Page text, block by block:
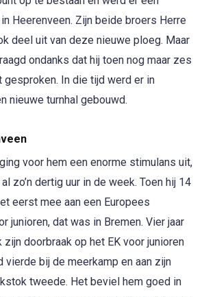
Heerenveen. Zijn beide broers Herre
deel uit van deze nieuwe ploeg. Maar
ondanks dat hij toen nog maar zes
gesproken. In die tijd werd er in
nieuwe turnhal gebouwd.
voor hem een enorme stimulans uit,
zo’n dertig uur in de week. Toen hij 14
eerst mee aan een Europees
junioren, dat was in Bremen. Vier jaar
zijn doorbraak op het EK voor junioren
vierde bij de meerkamp en aan zijn
tweede. Het beviel hem goed in